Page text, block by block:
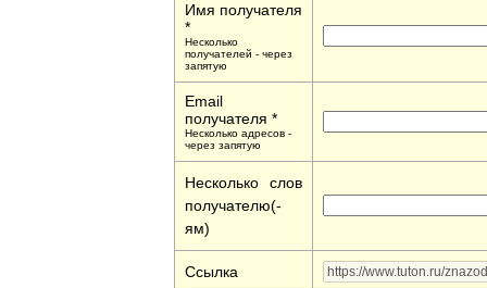
Имя получателя
*
Несколько
получателей - через
запятую
Email
получателя *
Несколько адресов -
через запятую
Несколько слов
получателю(-
ям)
Ссылка